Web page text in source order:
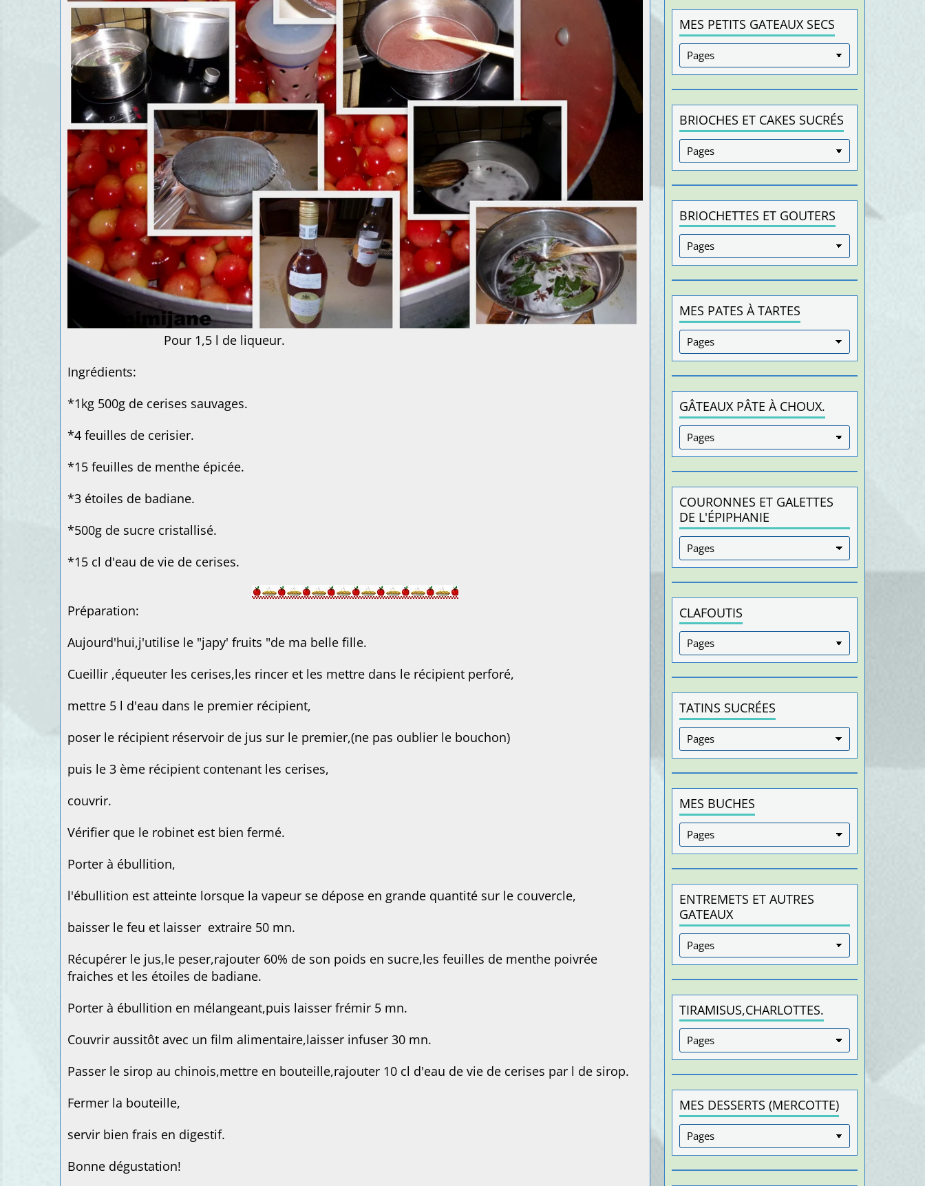
Pour 1,5 l de liqueur.
Ingrédients:
*1kg 500g de cerises sauvages.
*4 feuilles de cerisier.
*15 feuilles de menthe épicée.
*3 étoiles de badiane.
*500g de sucre cristallisé.
*15 cl d'eau de vie de cerises.
Préparation:
Aujourd'hui,j'utilise le "japy' fruits "de ma belle fille.
Cueillir ,équeuter les cerises,les rincer et les mettre dans le récipient perforé,
mettre 5 l d'eau dans le premier récipient,
poser le récipient réservoir de jus sur le premier,(ne pas oublier le bouchon)
puis le 3 ème récipient contenant les cerises,
couvrir.
Vérifier que le robinet est bien fermé.
Porter à ébullition,
l'ébullition est atteinte lorsque la vapeur se dépose en grande quantité sur le couvercle,
baisser le feu et laisser extraire 50 mn.
Récupérer le jus,le peser,rajouter 60% de son poids en sucre,les feuilles de menthe poivrée
fraiches et les étoiles de badiane.
Porter à ébullition en mélangeant,puis laisser frémir 5 mn.
Couvrir aussitôt avec un film alimentaire,laisser infuser 30 mn.
Passer le sirop au chinois,mettre en bouteille,rajouter 10 cl d'eau de vie de cerises par l de sirop.
Fermer la bouteille,
servir bien frais en digestif.
Bonne dégustation!
MES PETITS GATEAUX SECS
BRIOCHES ET CAKES SUCRÉS
BRIOCHETTES ET GOUTERS
MES PATES À TARTES
GÂTEAUX PÂTE À CHOUX.
COURONNES ET GALETTES
DE L'ÉPIPHANIE
CLAFOUTIS
TATINS SUCRÉES
MES BUCHES
ENTREMETS ET AUTRES
GATEAUX
TIRAMISUS,CHARLOTTES.
MES DESSERTS (MERCOTTE)